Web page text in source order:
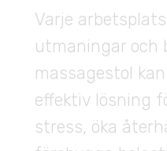
Varje
utmaningar och
massagestol
effektiv lösning
stress, öka